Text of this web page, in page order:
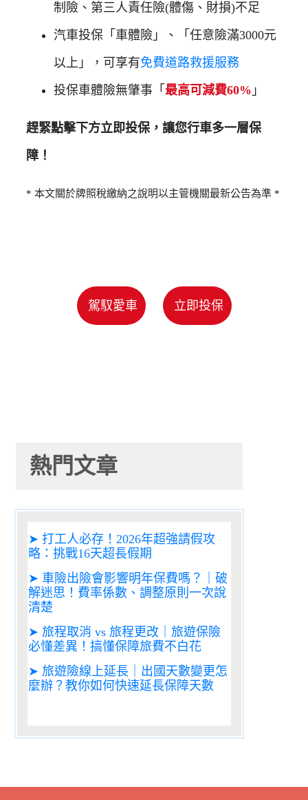
制險、第三人責任險(體傷、財損)不足
汽車投保「車體險」、「任意險滿3000元
以上」，可享有免費道路救援服務
投保車體險無肇事「 最高可減費60% 」
趕緊點擊下方立即投保，讓您行車多一層保
障！
* 本文關於牌照稅繳納之說明以主管機關最新公告為準 *
駕馭愛車 立即投保
熱門文章
➤ 打工人必存！2026年超強請假攻
略：挑戰16天超長假期
➤ 車險出險會影響明年保費嗎？｜破
解迷思！費率係數、調整原則一次說
清楚
➤ 旅程取消 vs 旅程更改｜旅遊保險
必懂差異！搞懂保障旅費不白花
➤ 旅遊險線上延長｜出國天數變更怎
麼辦？教你如何快速延長保障天數